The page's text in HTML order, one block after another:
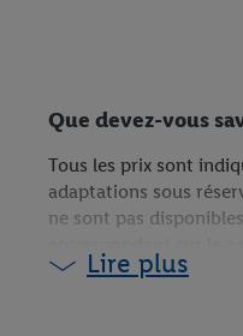
Que devez-vous
Tous les prix sont
adaptations sous
ne sont pas
Lire plus